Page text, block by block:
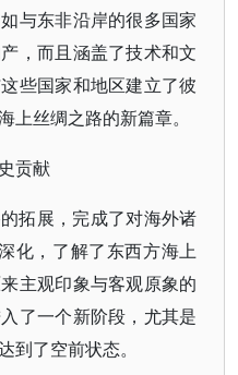
与东非沿岸的很多国家
，而且涵盖了技术和文
些国家和地区建立了彼
上丝绸之路的新篇章。
贡献
拓展，完成了对海外诸
化，了解了东西方海上
主观印象与客观原象的
了一个新阶段，尤其是
到了空前状态。